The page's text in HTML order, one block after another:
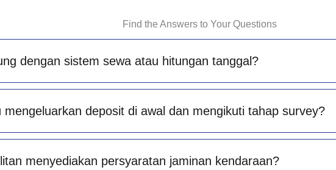
Find the Answers to Your Questions
dengan sistem sewa atau hitungan tanggal?
mengeluarkan deposit di awal dan mengikuti tahap survey?
menyediakan persyaratan jaminan kendaraan?